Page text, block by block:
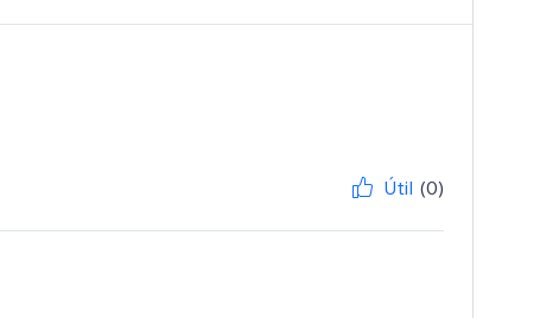
Útil (0)